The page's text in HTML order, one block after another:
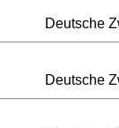
Deutsche
Deutsche